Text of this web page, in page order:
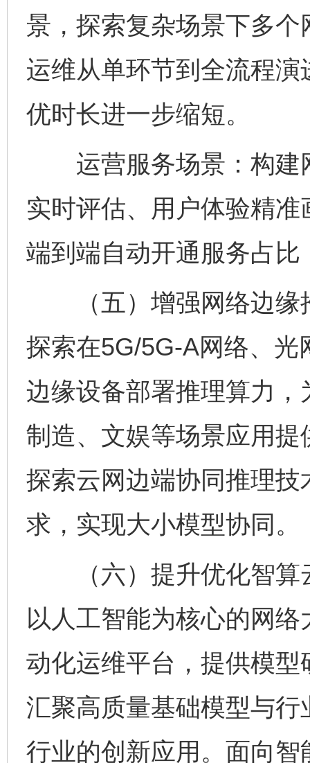
景，探索复杂场景下多
运维从单环节到全流程
优时长进一步缩短。
运营服务场景：构建
实时评估、用户体验精
端到端自动开通服务占
（五）增强网络边缘
探索在5G/5G-A网络、
边缘设备部署推理算力
制造、文娱等场景应用
探索云网边端协同推理
求，实现大小模型协同。
（六）提升优化智算
以人工智能为核心的网
动化运维平台，提供模
汇聚高质量基础模型与
行业的创新应用。面向